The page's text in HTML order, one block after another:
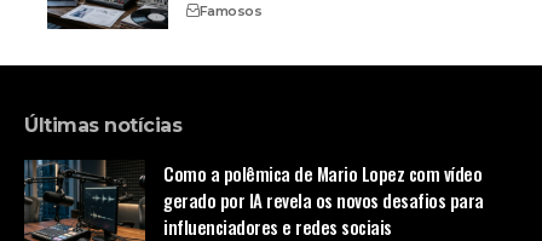
Famosos
Últimas notícias
Como a polêmica de Mario Lopez com vídeo
gerado por IA revela os novos desafios para
influenciadores e redes sociais